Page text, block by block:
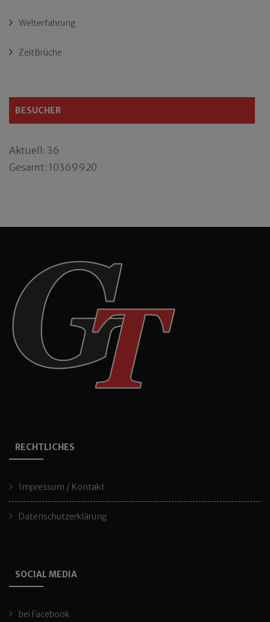
Welterfahrung
ZeitBrüche
BESUCHER
Aktuell: 36
Gesamt: 10369920
RECHTLICHES
Impressum / Kontakt
Datenschutzerklärung
SOCIAL MEDIA
bei Facebook